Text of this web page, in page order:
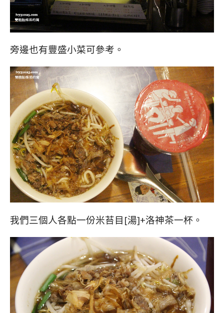
旁邊也有豐盛小菜可參考。
我們三個人各點一份米苔目[湯]+洛神茶一杯。